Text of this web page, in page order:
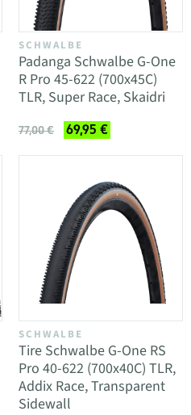
SCHWALBE
Padanga Schwalbe G-One
R Pro 45-622 (700x45C)
TLR, Super Race, Skaidri
77,00 € 69,95 €
SCHWALBE
Tire Schwalbe G-One RS
Pro 40-622 (700x40C) TLR,
Addix Race, Transparent
Sidewall